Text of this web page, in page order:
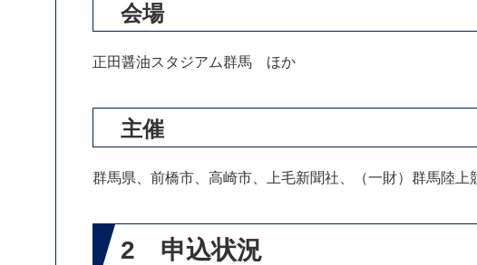
会場
正田醤油スタジアム群馬 ほか
主催
群馬県、前橋市、高崎市、上毛新聞社、（一財）群馬陸上
2 申込状況